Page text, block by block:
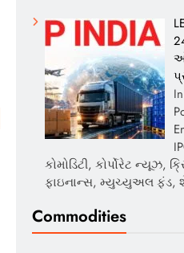
કોમોડિટી, કોર્પોરેટ ન્યૂઝ,
ફાઇનાન્સ, મ્યુચ્યુઅલ ફંડ,
Commodities